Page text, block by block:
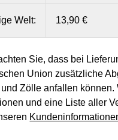
Welt: 13,90 €
Sie, dass bei
Union zusätzliche
Zölle anfallen können.
und eine Liste aller